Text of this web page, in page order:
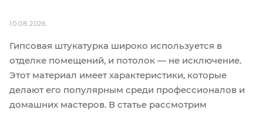
10.08.2026
Гипсовая штукатурка широко используется в
отделке помещений, и потолок — не исключение.
Этот материал имеет характеристики, которые
делают его популярным среди профессионалов и
домашних мастеров. В статье рассмотрим